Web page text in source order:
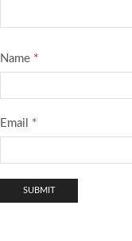
Name *
Email *